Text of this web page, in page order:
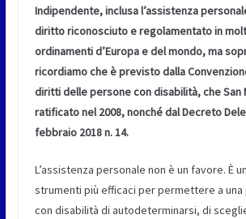
Indipendente, inclusa l’assistenza
diritto riconosciuto e regolamentato in
ordinamenti d’Europa e del mondo, ma
ricordiamo che è previsto dalla
diritti delle persone con disabilità, che San
ratificato nel 2008, nonché dal Decreto
febbraio 2018 n. 14.
L’assistenza personale non è un favore. È
strumenti più efficaci per permettere a una
con disabilità di autodeterminarsi, di